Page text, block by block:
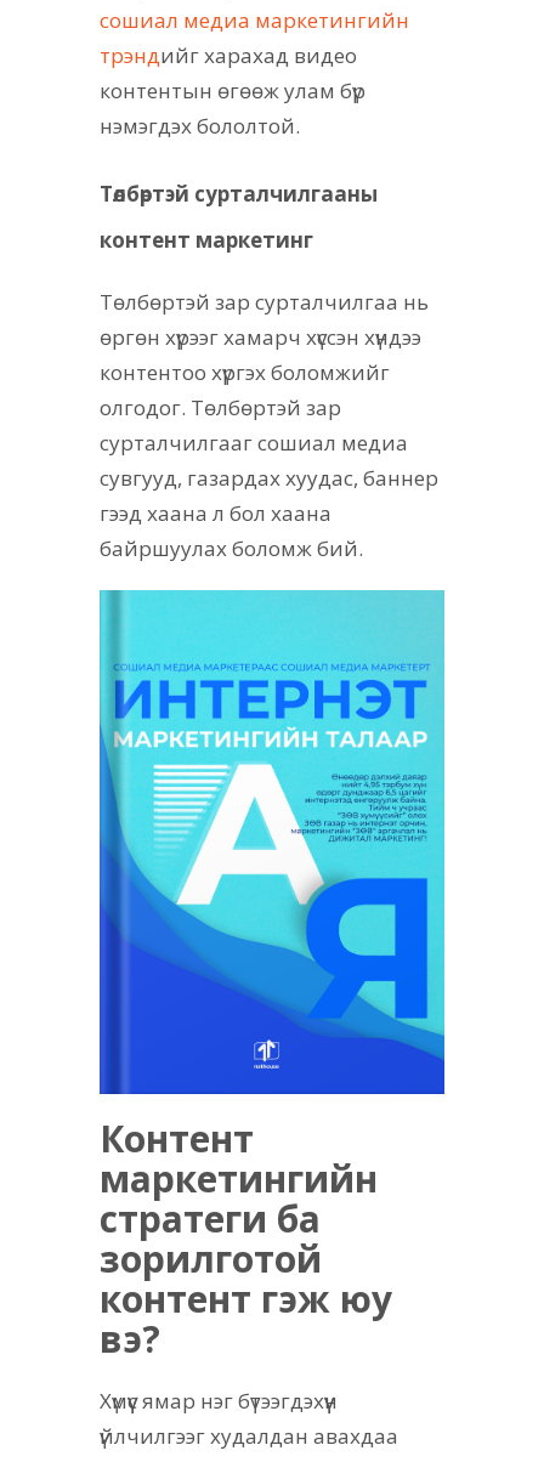
сошиал медиа маркетингийн
трэндийг харахад видео
контентын өгөөж улам бүр
нэмэгдэх бололтой.
Төлбөртэй сурталчилгааны
контент маркетинг
Төлбөртэй зар сурталчилгаа нь
өргөн хүрээг хамарч хүссэн хүндээ
контентоо хүргэх боломжийг
олгодог. Төлбөртэй зар
сурталчилгааг сошиал медиа
сувгууд, газардах хуудас, баннер
гээд хаана л бол хаана
байршуулах боломж бий.
Контент
маркетингийн
стратеги ба
зорилготой
контент гэж юу
вэ?
Хүмүүс ямар нэг бүтээгдэхүүн
үйлчилгээг худалдан авахдаа